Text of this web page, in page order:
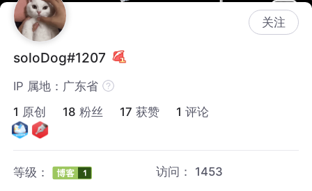
关注
soloDog#1207
IP 属地：广东省
1 原创 18 粉丝 17 获赞 1 评论
等级： 访问： 1453